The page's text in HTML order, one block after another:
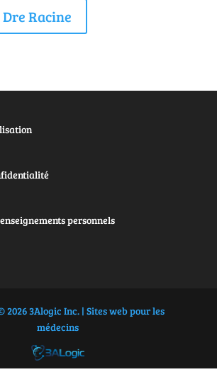
Racine
personnels
2026 3Alogic Inc. | Sites web pour les
médecins